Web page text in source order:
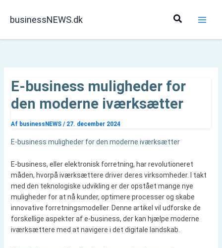
businessNEWS.dk Søg
E-business muligheder for
den moderne iværksætter
Af businessNEWS / 27. december 2024
E-business muligheder for den moderne iværksætter
E-business, eller elektronisk forretning, har revolutioneret
måden, hvorpå iværksættere driver deres virksomheder. I takt
med den teknologiske udvikling er der opstået mange nye
muligheder for at nå kunder, optimere processer og skabe
innovative forretningsmodeller. Denne artikel vil udforske de
forskellige aspekter af e-business, der kan hjælpe moderne
iværksættere med at navigere i det digitale landskab.